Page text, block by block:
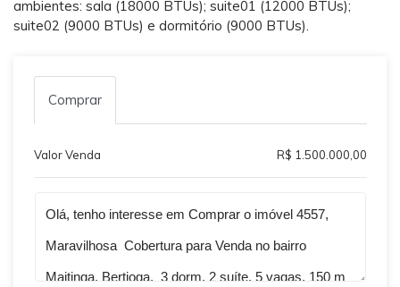
ambientes: sala (18000 BTUs); suite01 (12000 BTUs);
suite02 (9000 BTUs) e dormitório (9000 BTUs).
Comprar
Valor Venda R$ 1.500.000,00